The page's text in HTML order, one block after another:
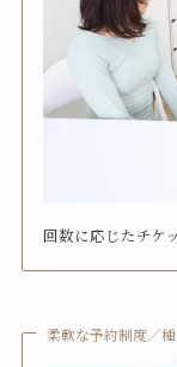
回数に応じたチケ
柔軟な予約制度／